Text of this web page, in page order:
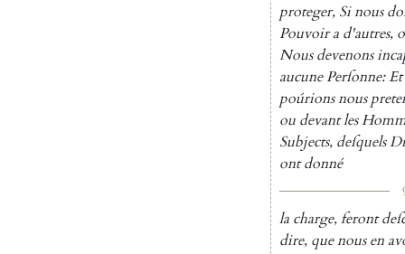
proteger, Sinous
Pouvoir a d'autres,
Nous devenons
aucune Perſonne:Et
poúrionsnous
ou devantles
Subjects, deſquels
ont donné
la charge,feront
dire, quenous en